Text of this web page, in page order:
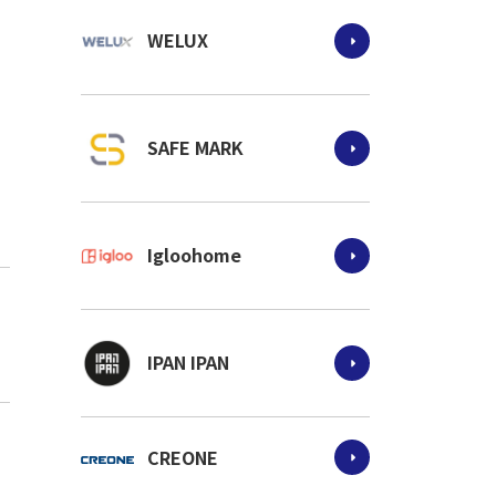
WELUX
SAFE MARK
Igloohome
IPAN IPAN
CREONE